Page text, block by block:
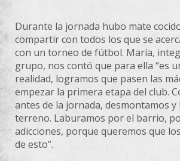
Durante la jornada hubo mate
compartir con todos los que se
con un torneo de fútbol. María,
grupo, nos contó que para ella “es
realidad, logramos que pasen las
empezar la primera etapa del club.
antes de la jornada, desmontamos y
terreno. Laburamos por el barrio,
adicciones, porque queremos que
de esto”.